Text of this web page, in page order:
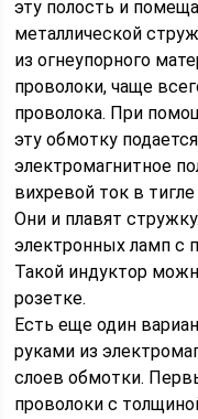
эту полость и
металлической
из огнеупорного
проволоки, чаще
проволока. При
эту обмотку
электромагнитное
вихревой ток в
Они и плавят
электронных ламп с
Такой индуктор
розетке.
Есть еще один
руками из
слоев обмотки.
проволоки с